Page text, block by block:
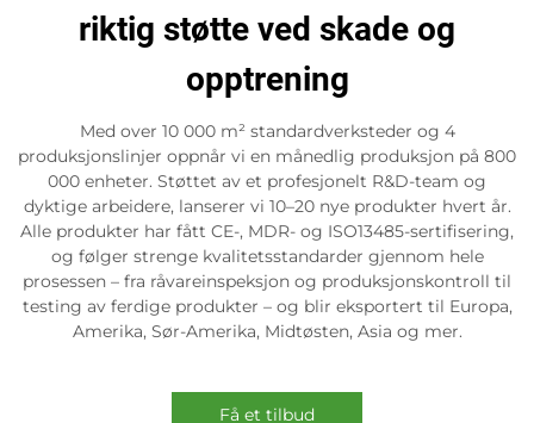
riktig støtte ved skade og
opptrening
Med over 10 000 m² standardverksteder og 4
produksjonslinjer oppnår vi en månedlig produksjon på 800
000 enheter. Støttet av et profesjonelt R&D-team og
dyktige arbeidere, lanserer vi 10–20 nye produkter hvert år.
Alle produkter har fått CE-, MDR- og ISO13485-sertifisering,
og følger strenge kvalitetsstandarder gjennom hele
prosessen – fra råvareinspeksjon og produksjonskontroll til
testing av ferdige produkter – og blir eksportert til Europa,
Amerika, Sør-Amerika, Midtøsten, Asia og mer.
Få et tilbud